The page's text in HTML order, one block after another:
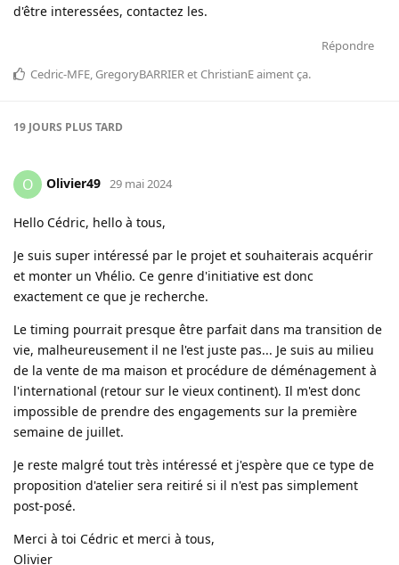
d'être interessées, contactez les.
Répondre
Cedric-MFE, GregoryBARRIERet ChristianEaiment ça.
19 JOURS PLUS TARD
O Olivier49 29 mai 2024
Hello Cédric, hello à tous,
Je suis super intéressé par le projet et souhaiterais acquérir
et monter un Vhélio. Ce genre d'initiative est donc
exactement ce que je recherche.
Le timing pourrait presque être parfait dans ma transition de
vie, malheureusement il ne l'est juste pas... Je suis au milieu
de la vente de ma maison et procédure de déménagement à
l'international (retour sur le vieux continent). Il m'est donc
impossible de prendre des engagements sur la première
semaine de juillet.
Je reste malgré tout très intéressé et j'espère que ce type de
proposition d'atelier sera reitiré si il n'est pas simplement
post-posé.
Merci à toi Cédric et merci à tous,
Olivier